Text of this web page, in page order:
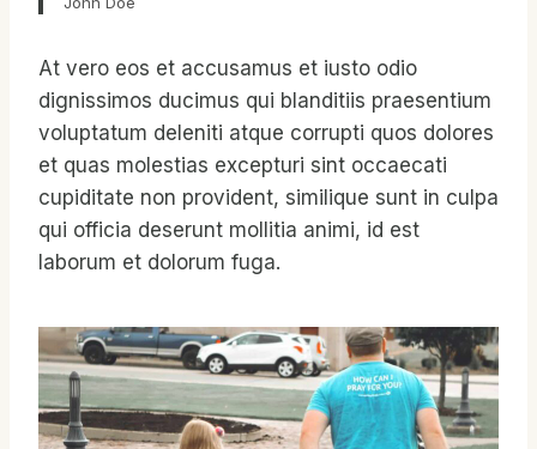
At vero eos et accusamus et iusto odio
dignissimos ducimus qui blanditiis praesentium
voluptatum deleniti atque corrupti quos dolores
et quas molestias excepturi sint occaecati
cupiditate non provident, similique sunt in culpa
qui officia deserunt mollitia animi, id est
laborum et dolorum fuga.